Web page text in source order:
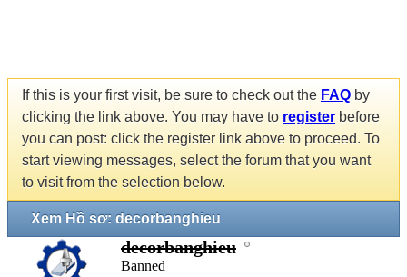
If this is your first visit, be sure to check out the FAQ by
clicking the link above. You may have to register before
you can post: click the register link above to proceed. To
start viewing messages, select the forum that you want
to visit from the selection below.
Xem Hồ sơ: decorbanghieu
decorbanghieu
Banned